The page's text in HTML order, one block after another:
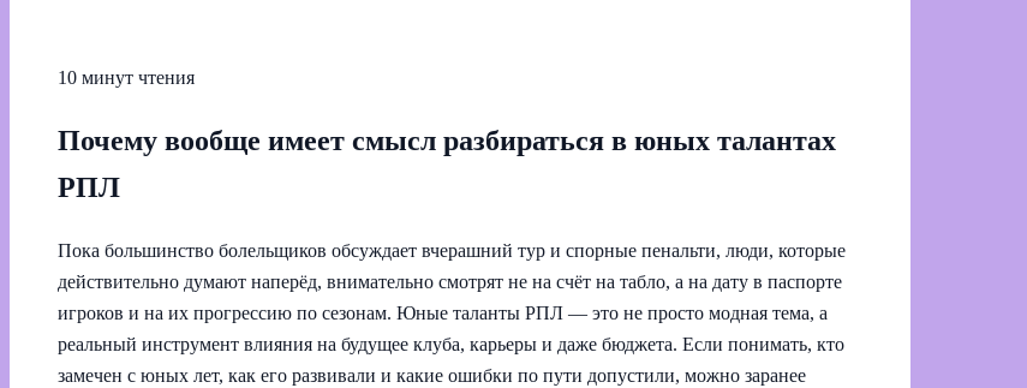
10 минут чтения
Почему вообще имеет смысл разбираться в юных талантах
РПЛ
Пока большинство болельщиков обсуждает вчерашний тур и спорные пенальти, люди, которые
действительно думают наперёд, внимательно смотрят не на счёт на табло, а на дату в паспорте
игроков и на их прогрессию по сезонам. Юные таланты РПЛ — это не просто модная тема, а
реальный инструмент влияния на будущее клуба, карьеры и даже бюджета. Если понимать, кто
замечен с юных лет, как его развивали и какие ошибки по пути допустили, можно заранее